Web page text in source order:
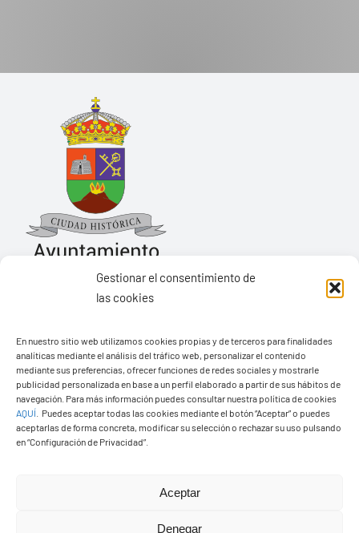
Gestionar el consentimiento de
las cookies
En nuestro sitio web utilizamos cookies propias y de terceros para finalidades
analíticas mediante el análisis del tráfico web, personalizar el contenido
mediante sus preferencias, ofrecer funciones de redes sociales y mostrarle
publicidad personalizada en base a un perfil elaborado a partir de sus hábitos de
navegación. Para más información puedes consultar nuestra política de cookies
AQUÍ
Puedes aceptar todas las cookies mediante el botón “Aceptar” o puedes
aceptarlas de forma concreta, modificar su selección o rechazar su uso pulsando
en “Configuración de Privacidad”.
Aceptar
Denegar
Pza. de Los Remedios, 1
35570 – Yaiza
Tel:928 83 62 20
© Copyright2026 Ayuntamiento de Yaiza - Todos los